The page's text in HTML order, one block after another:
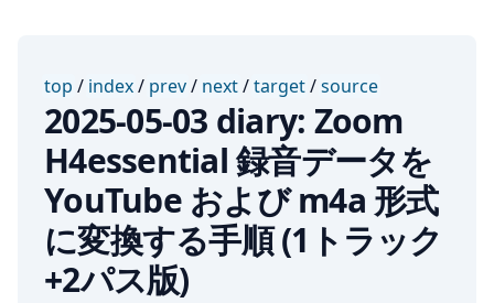
top / index/ prev/ next/target/source
2025-05-03 diary: Zoom
H4essential 録音データを
YouTube および m4a 形式
に変換する手順 (1トラック
+2パス版)